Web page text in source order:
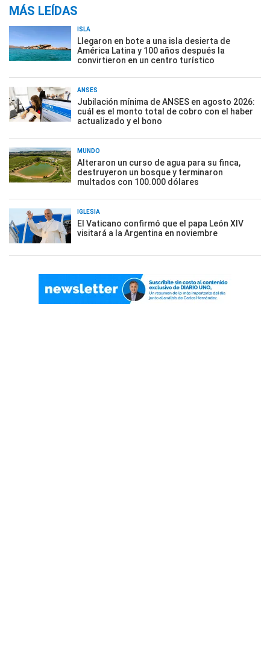
MÁS LEÍDAS
ISLA
Llegaron en bote a una isla desierta de
América Latina y 100 años después la
convirtieron en un centro turístico
ANSES
Jubilación mínima de ANSES en agosto 2026:
cuál es el monto total de cobro con el haber
actualizado y el bono
MUNDO
Alteraron un curso de agua para su finca,
destruyeron un bosque y terminaron
multados con 100.000 dólares
IGLESIA
El Vaticano confirmó que el papa León XIV
visitará a la Argentina en noviembre